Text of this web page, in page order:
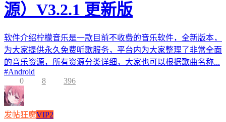
源）V3.2.1 更新版
软件介绍柠檬音乐是一款目前不收费的音乐软件，全新版本，
为大家提供永久免费听歌服务，平台内为大家整理了非常全面
的音乐资源，所有资源分类详细，大家也可以根据歌曲名称...
#Android
0
8 396
发帖狂魔VIP2